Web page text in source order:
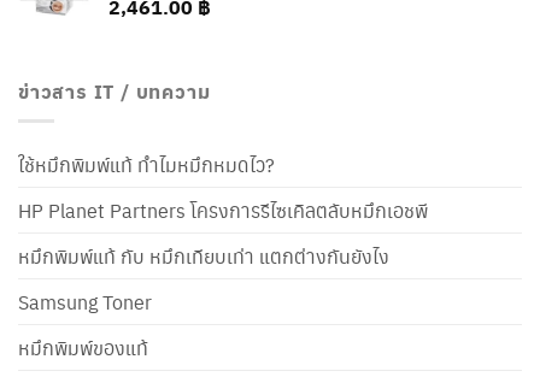
2,461.00 ฿
ข่าวสาร IT / บทความ
ใช้หมึกพิมพ์แท้ ทำไมหมึกหมดไว?
HP Planet Partners โครงการรีไซเคิลตลับหมึกเอชพี
หมึกพิมพ์แท้ กับ หมึกเทียบเท่า แตกต่างกันยังไง
Samsung Toner
หมึกพิมพ์ของแท้